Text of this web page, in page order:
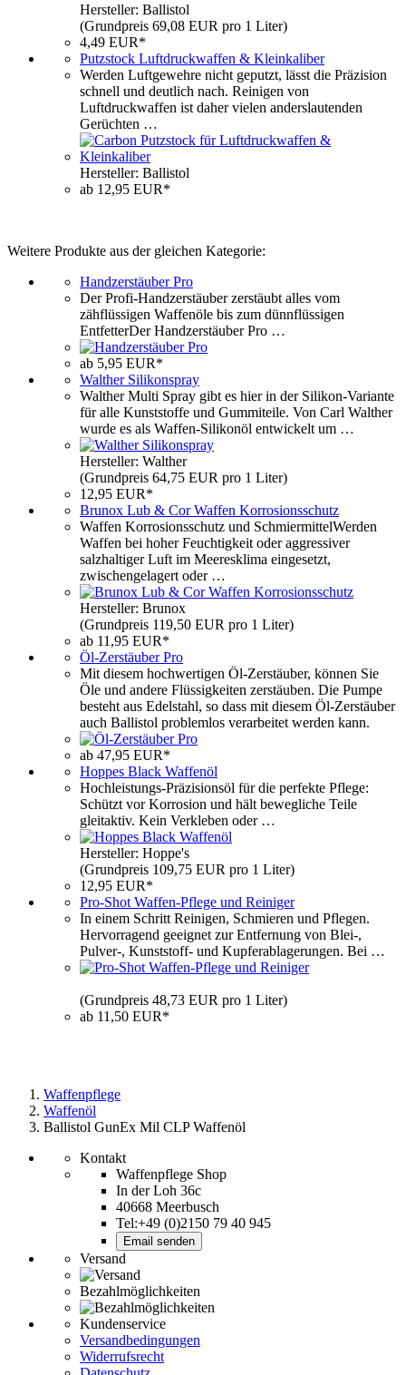
Hersteller: Ballistol
(Grundpreis 69,08 EUR pro 1 Liter)
4,49 EUR*
Putzstock Luftdruckwaffen & Kleinkaliber
Werden Luftgewehre nicht geputzt, lässt die Präzision
schnell und deutlich nach. Reinigen von
Luftdruckwaffen ist daher vielen anderslautenden
Gerüchten …
Hersteller: Ballistol
ab 12,95 EUR*
Weitere Produkte aus der gleichen Kategorie:
Handzerstäuber Pro
Der Profi-Handzerstäuber zerstäubt alles vom
zähflüssigen Waffenöle bis zum dünnflüssigen
EntfetterDer Handzerstäuber Pro …
ab 5,95 EUR*
Walther Silikonspray
Walther Multi Spray gibt es hier in der Silikon-Variante
für alle Kunststoffe und Gummiteile. Von Carl Walther
wurde es als Waffen-Silikonöl entwickelt um …
Hersteller: Walther
(Grundpreis 64,75 EUR pro 1 Liter)
12,95 EUR*
Brunox Lub & Cor Waffen Korrosionsschutz
Waffen Korrosionsschutz und SchmiermittelWerden
Waffen bei hoher Feuchtigkeit oder aggressiver
salzhaltiger Luft im Meeresklima eingesetzt,
zwischengelagert oder …
Hersteller: Brunox
(Grundpreis 119,50 EUR pro 1 Liter)
ab 11,95 EUR*
Öl-Zerstäuber Pro
Mit diesem hochwertigen Öl-Zerstäuber, können Sie
Öle und andere Flüssigkeiten zerstäuben. Die Pumpe
besteht aus Edelstahl, so dass mit diesem Öl-Zerstäuber
auch Ballistol problemlos verarbeitet werden kann.
ab 47,95 EUR*
Hoppes Black Waffenöl
Hochleistungs-Präzisionsöl für die perfekte Pflege:
Schützt vor Korrosion und hält bewegliche Teile
gleitaktiv. Kein Verkleben oder …
Hersteller: Hoppe's
(Grundpreis 109,75 EUR pro 1 Liter)
12,95 EUR*
Pro-Shot Waffen-Pflege und Reiniger
In einem Schritt Reinigen, Schmieren und Pflegen.
Hervorragend geeignet zur Entfernung von Blei-,
Pulver-, Kunststoff- und Kupferablagerungen. Bei …
(Grundpreis 48,73 EUR pro 1 Liter)
ab 11,50 EUR*
Waffenpflege
Waffenöl
Ballistol GunEx Mil CLP Waffenöl
Kontakt
Waffenpflege Shop
In der Loh 36c
40668 Meerbusch
Tel:+49 (0)2150 79 40 945
Email senden
Versand
Bezahlmöglichkeiten
Kundenservice
Versandbedingungen
Widerrufsrecht